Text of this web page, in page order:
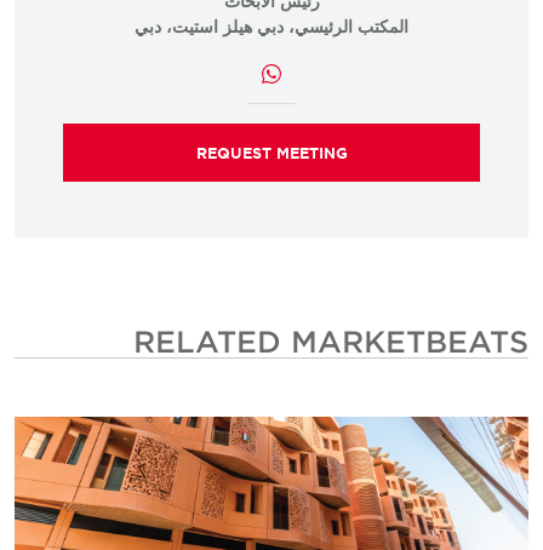
المكتب الرئيسي، دبي هيلز استيت، دبي
REQUEST MEETING
RELATED MARKETBEATS